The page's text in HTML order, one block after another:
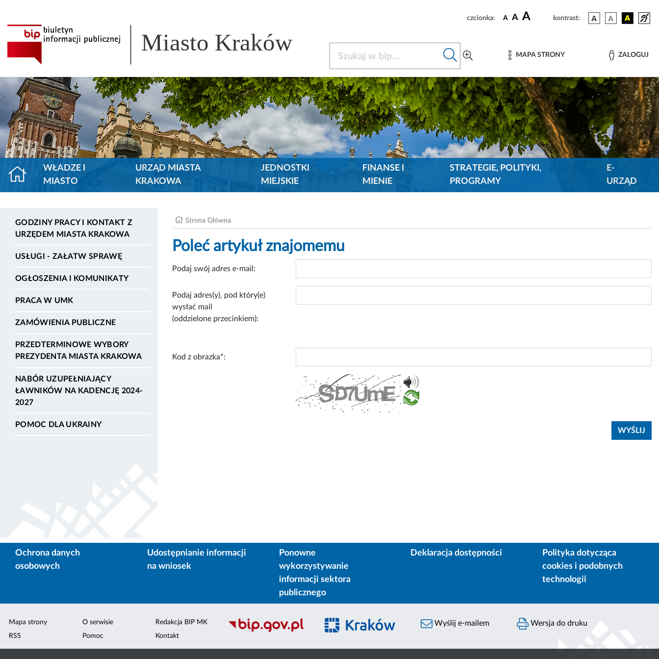
czcionka: A A A kontrast:
Miasto Kraków MAPA STRONY ZALOGUJ
WŁADZE I
MIASTO
URZĄD MIASTA
KRAKOWA
JEDNOSTKI
MIEJSKIE
FINANSE I
MIENIE
STRATEGIE, POLITYKI,
PROGRAMY
E-
URZĄD
GODZINY PRACY I KONTAKT Z
URZĘDEM MIASTA KRAKOWA
USŁUGI - ZAŁATW SPRAWĘ
OGŁOSZENIA I KOMUNIKATY
PRACA W UMK
ZAMÓWIENIA PUBLICZNE
PRZEDTERMINOWE WYBORY
PREZYDENTA MIASTA KRAKOWA
NABÓR UZUPEŁNIAJĄCY
ŁAWNIKÓW NA KADENCJĘ 2024-
2027
POMOC DLA UKRAINY
Strona Główna
Poleć artykuł znajomemu
Podaj swój adres e-mail:
Podaj adres(y), pod który(e)
wysłać mail
(oddzielone przecinkiem):
Kod z obrazka*:
Ochrona danych
osobowych
Udostępnianie informacji
na wniosek
Ponowne
wykorzystywanie
informacji sektora
publicznego
Deklaracja dostępności
Polityka dotycząca
cookies i podobnych
technologii
Mapa strony
RSS
O serwisie
Pomoc
Redakcja BIP MK
Kontakt
Wyślij e-mailem Wersja do druku